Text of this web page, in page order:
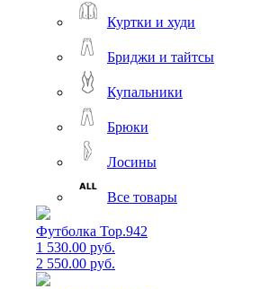
Куртки и худи
Бриджи и тайтсы
Купальники
Брюки
Лосины
Все товары
Футболка Top.942
1 530.00 руб.
2 550.00 руб.